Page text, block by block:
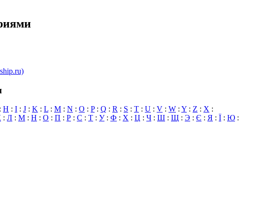
: H : I : J : K : L : M : N : O : P: Q : R : S : T : U : V : W : Y : Z : X :
: Л : М : Н : О : П : Р : С : Т : У: Ф : Х : Ц : Ч : Ш : Щ : Э : Є : Я : Ї : Ю :